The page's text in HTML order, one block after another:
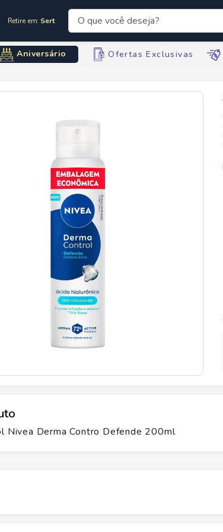
Retire em: Sertãozinho
O que você deseja?
Aniversário Ofertas Exclusivas
Nivea Derma Contro Defende 200ml
Termos mais buscados
leite
3º
cerveja
5
oleo
8º
leite integral
9º
chocolate
10º aniversario